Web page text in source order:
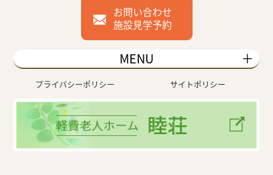
お問い合わせ
施設見学予約
MENU
プライバシーポリシー サイトポリシー